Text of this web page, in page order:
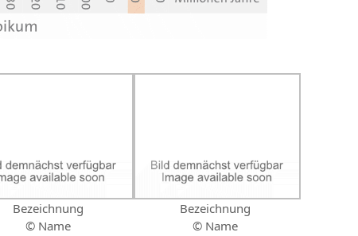
Bezeichnung
© Name
Bezeichnung
© Name